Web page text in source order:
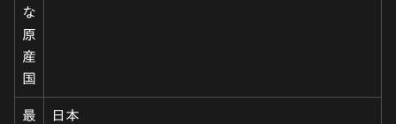
な
原
産
国
最
日本